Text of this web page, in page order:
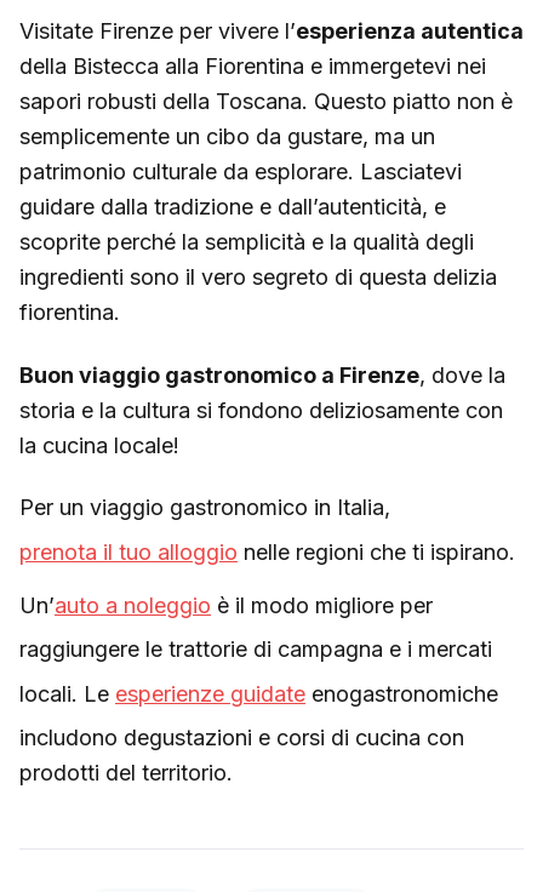
Visitate Firenze per vivere l’esperienza autentica
della Bistecca alla Fiorentina e immergetevi nei
sapori robusti della Toscana. Questo piatto non è
semplicemente un cibo da gustare, ma un
patrimonio culturale da esplorare. Lasciatevi
guidare dalla tradizione e dall’autenticità, e
scoprite perché la semplicità e la qualità degli
ingredienti sono il vero segreto di questa delizia
fiorentina.
Buon viaggio gastronomico a Firenze, dove la
storia e la cultura si fondono deliziosamente con
la cucina locale!
Per un viaggio gastronomico in Italia,
prenota il tuo alloggio nelle regioni che ti ispirano.
Un’auto a noleggio è il modo migliore per
raggiungere le trattorie di campagna e i mercati
locali. Le esperienze guidate enogastronomiche
includono degustazioni e corsi di cucina con
prodotti del territorio.